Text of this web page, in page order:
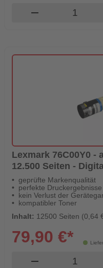
remove Produkt
Lexmark 76C00Y0 -
12.500 Seiten -
geprüfte Markenqualität
perfekte Druckergebnisse
kein Verlust der
kompatibler Toner
Inhalt: 12500 Seiten (0,64
79,90 €*
remove Produkt